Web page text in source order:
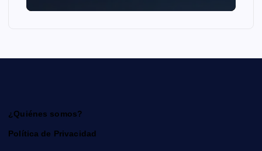
¿Quiénes somos?
Política de Privacidad